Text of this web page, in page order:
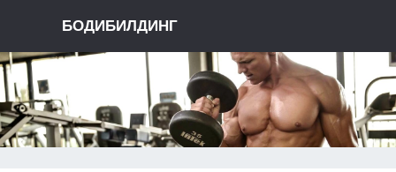
БОДИБИЛДИНГ